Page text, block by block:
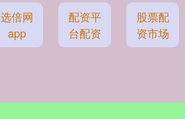
选倍网
app
配资平
台配资
股票配
资市场